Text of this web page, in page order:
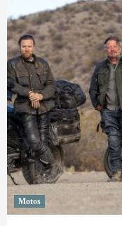
Hiroshi
Naganuma
Motos